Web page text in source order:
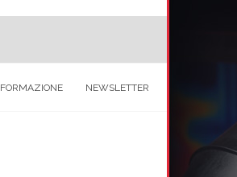
FORMAZIONE NEWSLETTER